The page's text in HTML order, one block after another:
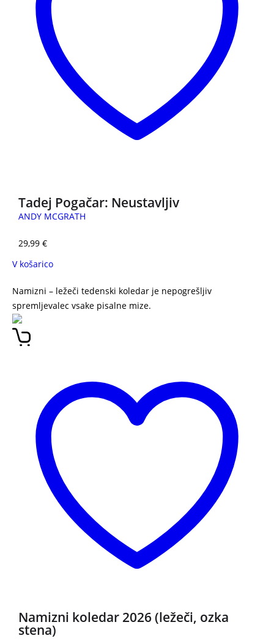
Tadej Pogačar: Neustavljiv
ANDY MCGRATH
29,99 €
V košarico
Namizni – ležeči tedenski koledar je nepogrešljiv
spremljevalec vsake pisalne mize.
Namizni koledar 2026 (ležeči, ozka
stena)